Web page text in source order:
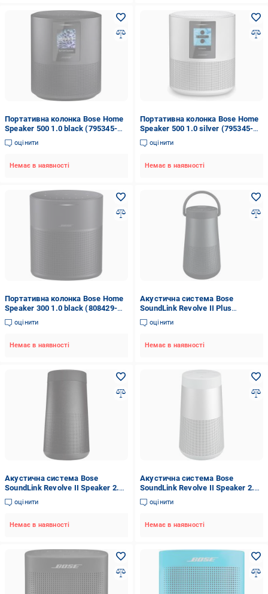
Портативна колонка Bose Home
Speaker 500 1.0 black (795345-
2100)
оцінити
Немає в наявності
Портативна колонка Bose Home
Speaker 500 1.0 silver (795345-
2300)
оцінити
Немає в наявності
Портативна колонка Bose Home
Speaker 300 1.0 black (808429-
2100)
оцінити
Немає в наявності
Акустична система Bose
SoundLink Revolve II Plus
Bluetooth Speaker black (858366-
2110)
оцінити
Немає в наявності
Акустична система Bose
SoundLink Revolve II Speaker 2.0
black (858365-2110)
оцінити
Немає в наявності
Акустична система Bose
SoundLink Revolve II Speaker 2.0
silver (858365-2310)
оцінити
Немає в наявності